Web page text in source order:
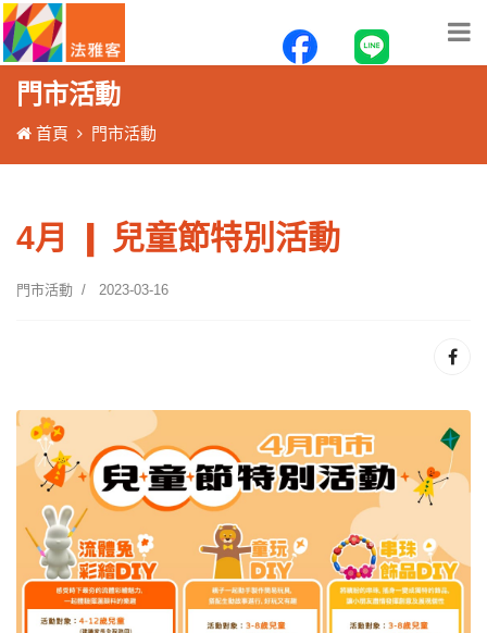
門市活動
首頁 門市活動
4月 ❙ 兒童節特別活動
門市活動 2023-03-16